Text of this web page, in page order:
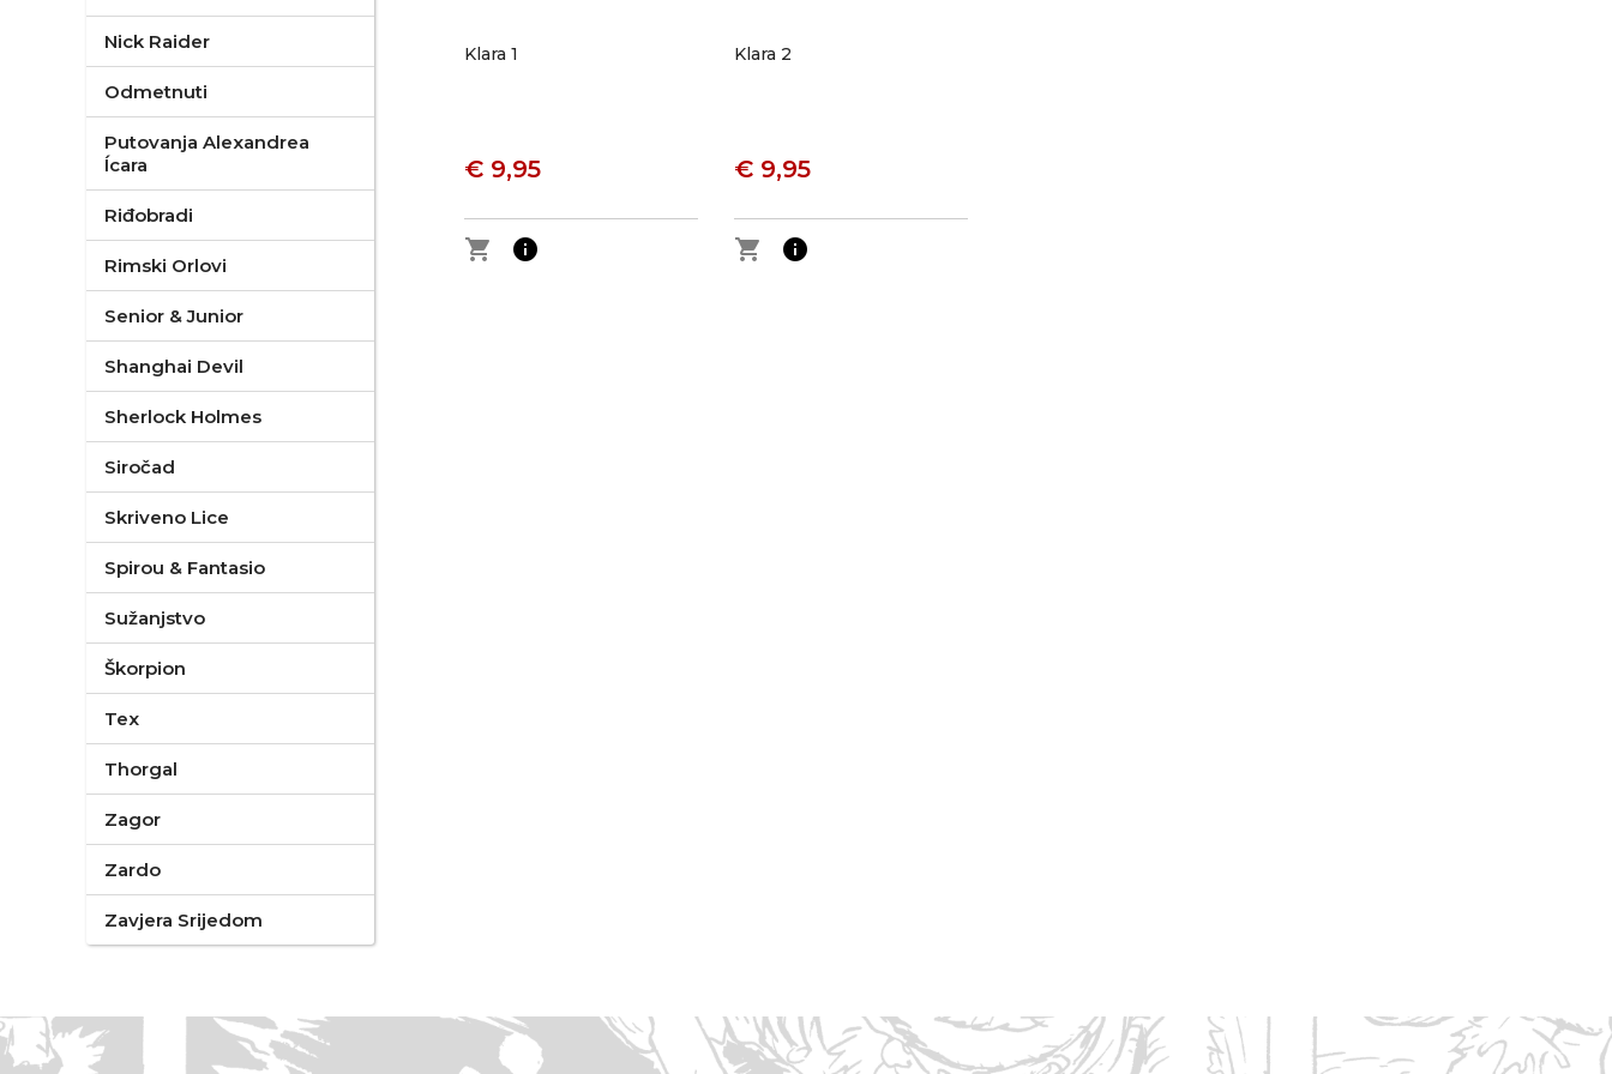
Nick Raider
Odmetnuti
Putovanja Alexandrea
Ícara
Riđobradi
Rimski Orlovi
Senior & Junior
Shanghai Devil
Sherlock Holmes
Siročad
Skriveno Lice
Spirou & Fantasio
Sužanjstvo
Škorpion
Tex
Thorgal
Zagor
Zardo
Zavjera Srijedom
Klara 1
€ 9,95
shopping_cart info
Klara 2
€ 9,95
shopping_cart info